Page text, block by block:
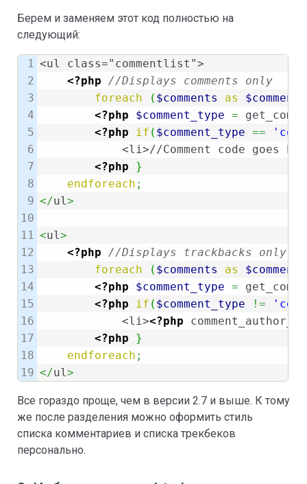
Берем и заменяем этот код полностью на
следующий:
1
2
3
4
5
6
7
8
9
10
11
12
13
14
15
16
17
18
<ul class="commentlist">
<?php
//Displays comments only
foreach
( $comments as $comment
<?php
$comment_type =
<?php
if ( $comment_type ==
<?php
}
endforeach ;
</ul>
<ul>
<?php
//Displays trackbacks only
foreach
( $comments as $comment
<?php
$comment_type =
<?php
if ( $comment_type !=
	    <li>
<?php
<?php
}
endforeach ;
</ul>
Все гораздо проще, чем в версии 2.7 и выше. К тому
же после разделения можно оформить стиль
списка комментариев и списка трекбеков
персонально.